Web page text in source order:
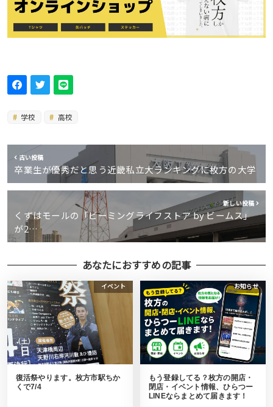
学校 高校
古い投稿
卒業生が優秀だと思う近畿私立大ランキングに枚方の大学
新しい投稿
くずはモールの「ビーミングライフストア by ビームス」
が2…
あなたにおすすめの記事
イベント
復活祭やります。枚方市駅ちか
くで7/4
お知らせ
もう登録してる？枚方の開店・
閉店・イベント情報、ひらつー
LINEならまとめて届きます！